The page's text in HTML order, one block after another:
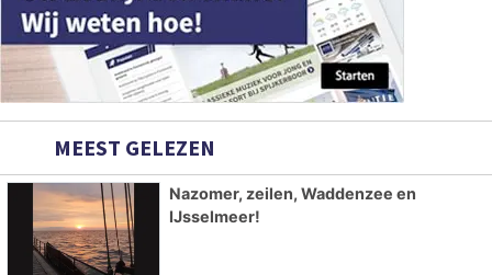
MEEST GELEZEN
Nazomer, zeilen, Waddenzee en
IJsselmeer!